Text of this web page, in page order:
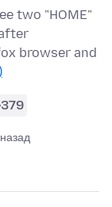
two "HOME"
browser and
379